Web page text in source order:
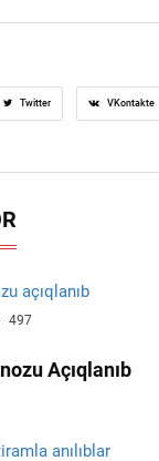
Twitter VKontakte
497
Açıqlanıb